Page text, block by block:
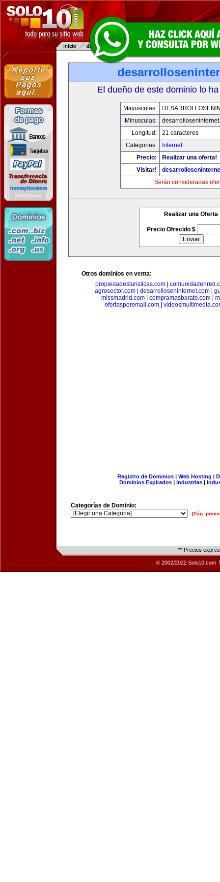
El dueño de este dominio lo
Mayusculas:
Minusculas:
Longitud:
21 caracteres
Categorias:
Internet
Precio:
Realizar una oferta!
Visitar!
Serán consideradas
Realizar una Oferta
Precio Ofrecido $
Otros dominios en venta:
propiedadesturisticas.com|
agrosector.com
desarrolloseninternet.com
missmadrid.com| compramasbarato.com|
ofertasporemail.com
Registro de Dominios| Web Hosting |
Dominios Expirados | Industrias |
Categorías de Dominio:
[Pág.
** Precios
© 2002/2022 Solo10.com